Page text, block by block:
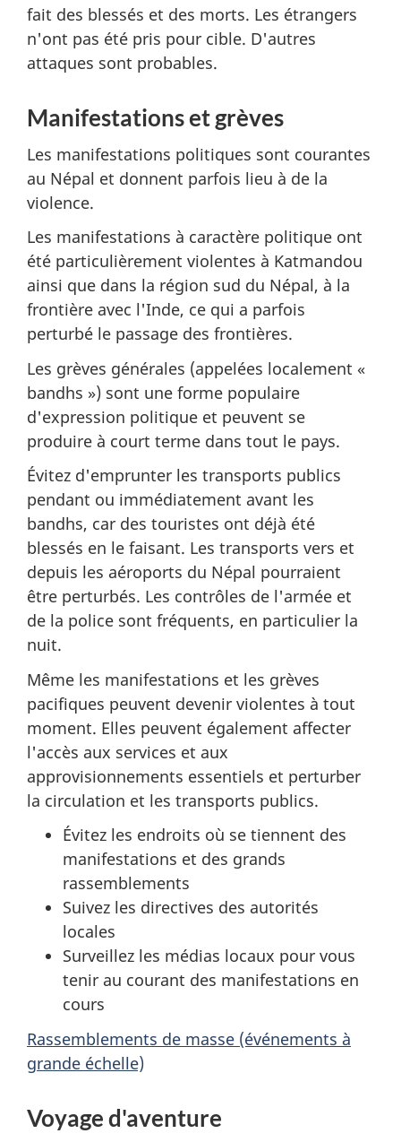
fait des blessés et des morts. Les étrangers
n'ont pas été pris pour cible. D'autres
attaques sont probables.
Manifestations et grèves
Les manifestations politiques sont courantes
au Népal et donnent parfois lieu à de la
violence.
Les manifestations à caractère politique ont
été particulièrement violentes à Katmandou
ainsi que dans la région sud du Népal, à la
frontière avec l'Inde, ce qui a parfois
perturbé le passage des frontières.
Les grèves générales (appelées localement «
bandhs ») sont une forme populaire
d'expression politique et peuvent se
produire à court terme dans tout le pays.
Évitez d'emprunter les transports publics
pendant ou immédiatement avant les
bandhs, car des touristes ont déjà été
blessés en le faisant. Les transports vers et
depuis les aéroports du Népal pourraient
être perturbés. Les contrôles de l'armée et
de la police sont fréquents, en particulier la
nuit.
Même les manifestations et les grèves
pacifiques peuvent devenir violentes à tout
moment. Elles peuvent également affecter
l'accès aux services et aux
approvisionnements essentiels et perturber
la circulation et les transports publics.
Évitez les endroits où se tiennent des
manifestations et des grands
rassemblements
Suivez les directives des autorités
locales
Surveillez les médias locaux pour vous
tenir au courant des manifestations en
cours
Rassemblements de masse (événements à
grande échelle)
Voyage d'aventure